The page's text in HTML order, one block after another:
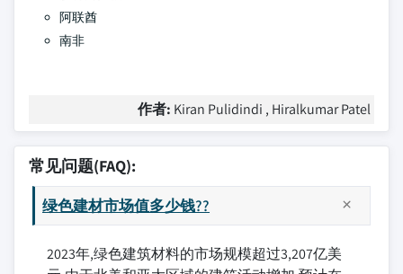
阿联酋
南非
作者: Kiran Pulidindi , Hiralkumar Patel
常见问题(FAQ):
绿色建材市场值多少钱??
2023年,绿色建筑材料的市场规模超过3,207亿美